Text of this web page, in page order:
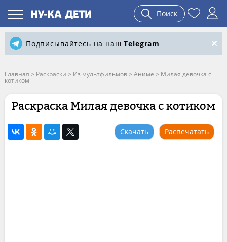
Поиск
Подписывайтесь на нашTelegram
Главная > Раскраски > Из мультфильмов> Аниме > Милая девочка с
котиком
Раскраска Милая девочка с котиком
Скачать Распечатать